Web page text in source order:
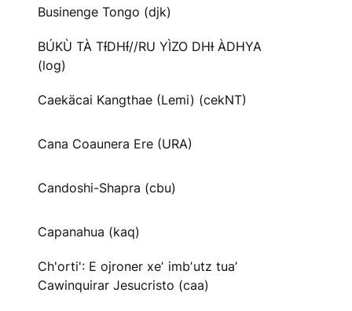
Businenge Tongo (djk)
BÚKÙ TÀ TƗ́DHƗ́//RU YÌZO DHƗ ÀDHYA
(log)
Caekäcai Kangthae (Lemi) (cekNT)
Cana Coaunera Ere (URA)
Candoshi-Shapra (cbu)
Capanahua (kaq)
Ch'orti': E ojroner xeʼ imbʼutz tuaʼ
Cawinquirar Jesucristo (caa)